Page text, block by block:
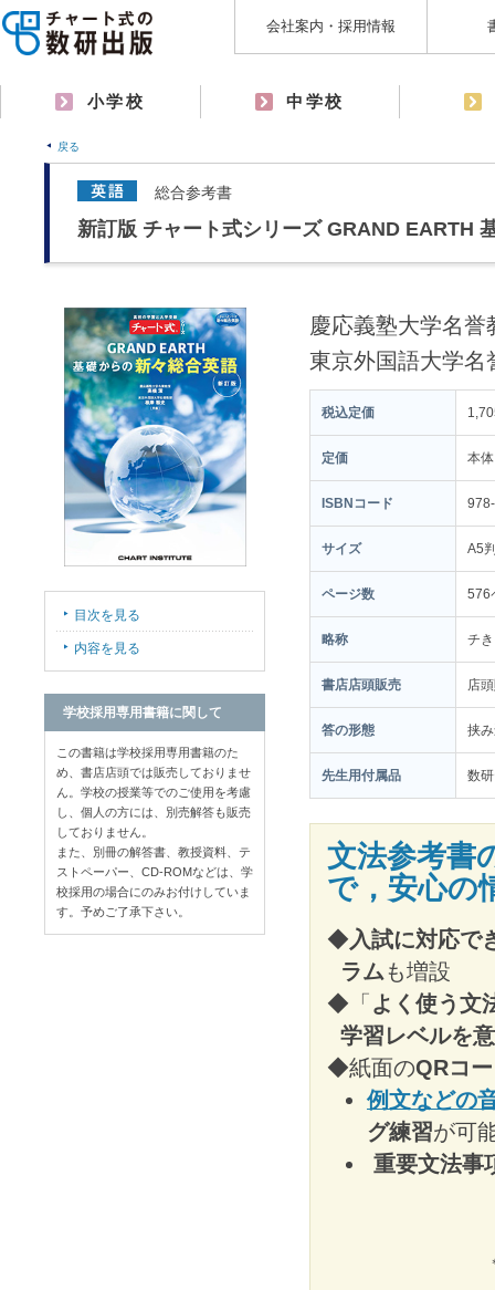
会社案内・採用情報
小学校 中学校
戻る
総合参考書
新訂版 チャート式シリーズ GRAND EARTH
慶応義塾大学名
東京外国語大学
税込定価
定価 本
ISBNコード
サイズ A5
ページ数 576
略称 チ
書店店頭販売 店
答の形態 挟
先生用付属品 数
文法参考書
で，安心の
◆入試に対応で
ラムも増設
◆「 よく使う文
学習レベルを
◆紙面のQRコ
例文などの
グ練習が可
重要文法事
目次を見る
内容を見る
学校採用専用書籍に関して
この書籍は学校採用専用書籍のた
め、書店店頭では販売しておりませ
ん。学校の授業等でのご使用を考慮
し、個人の方には、別売解答も販売
しておりません。
また、別冊の解答書、教授資料、テ
ストペーパー、CD-ROMなどは、学
校採用の場合にのみお付けしていま
す。予めご了承下さい。